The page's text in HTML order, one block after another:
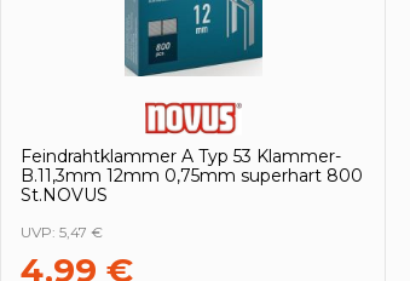
Feindrahtklammer A Typ 53 Klammer-
B.11,3mm 12mm 0,75mm superhart 800
St.NOVUS
4,99 €
UVP:5,47 €